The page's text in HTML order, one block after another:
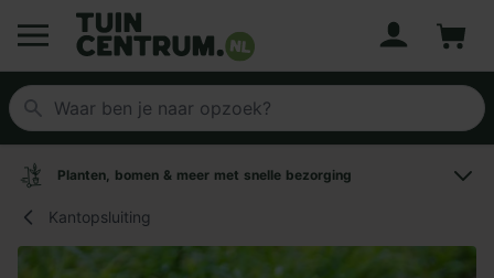
Logo Tuincentrum.nl
Planten, bomen & meer met snelle bezorging
Kantopsluiting